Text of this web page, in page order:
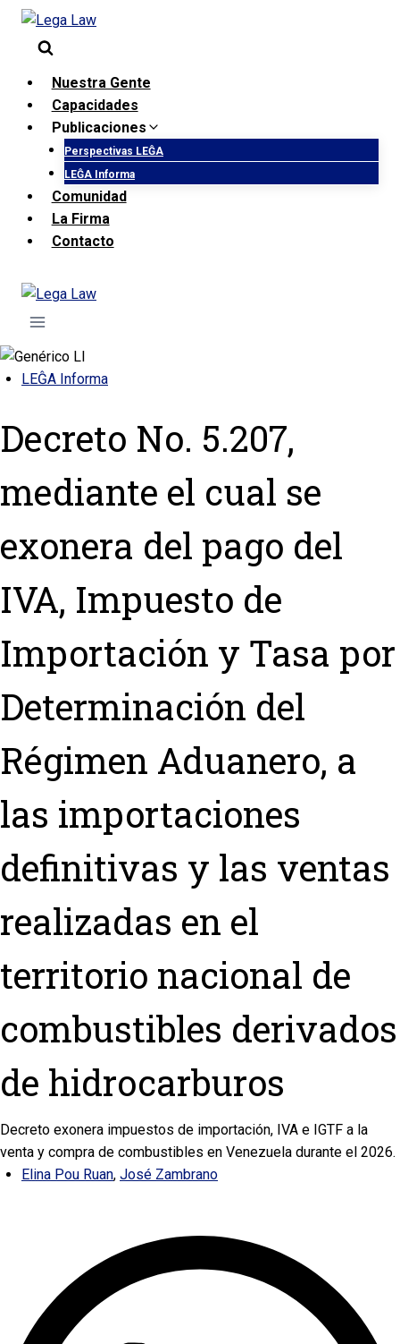
Saltar
contenido
Nuestra Gente
Capacidades
Publicaciones
Perspectivas LEĜA
LEĜA Informa
Comunidad
La Firma
Contacto
LEĜA Informa
Decreto No. 5.207,
mediante el cual se
exonera del pago del
IVA, Impuesto de
Importación y Tasa por
Determinación del
Régimen Aduanero, a
las importaciones
definitivas y las ventas
realizadas en el
territorio nacional de
combustibles derivados
de hidrocarburos
Decreto exonera impuestos de importación, IVA e IGTF a la
venta y compra de combustibles en Venezuela durante el 2026.
Elina Pou Ruan, José Zambrano